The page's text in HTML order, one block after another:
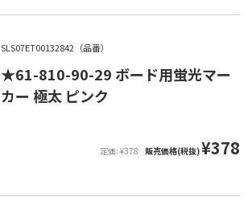
SLS07ET00132842（品番）
★61-810-90-29 ボード用蛍光マー
カー 極太 ピンク
定価: ¥378 販売価格(税抜)¥378